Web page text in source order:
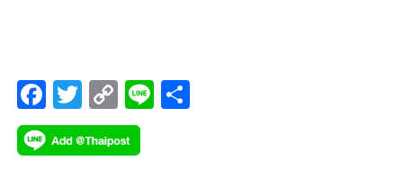
F
ac
e
T
wi
tt
C
o
p
Li